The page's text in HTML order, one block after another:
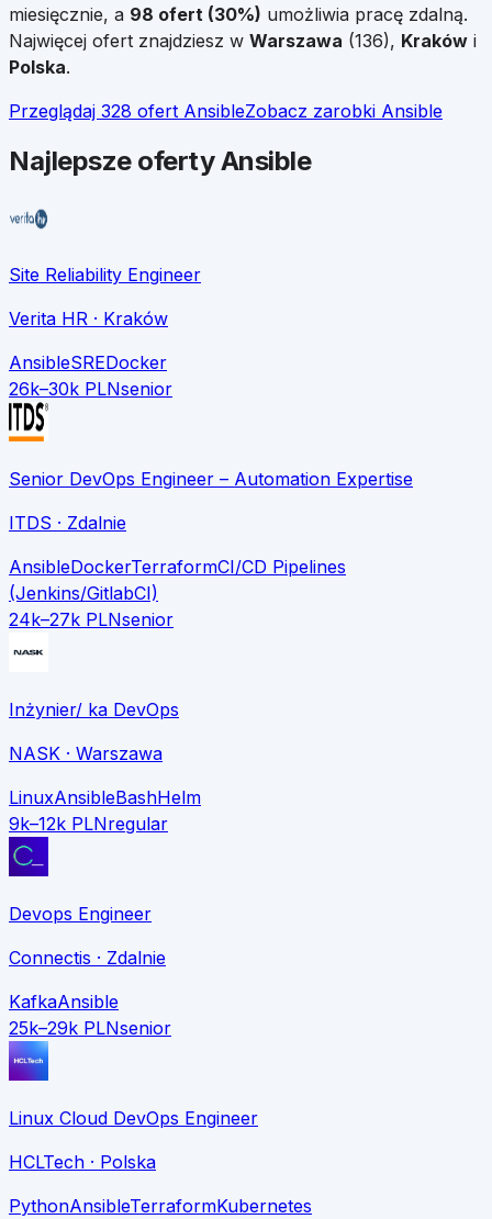
miesięcznie, a 98 ofert (30%) umożliwia pracę zdalną.
Najwięcej ofert znajdziesz w Warszawa (136), Kraków i
Polska.
Przeglądaj 328 ofert AnsibleZobacz zarobki Ansible
Najlepsze oferty Ansible
Site Reliability Engineer
Verita HR · Kraków
AnsibleSREDocker
26k–30k PLNsenior
Senior DevOps Engineer – Automation Expertise
ITDS · Zdalnie
AnsibleDockerTerraformCI/CD Pipelines
(Jenkins/GitlabCI)
24k–27k PLNsenior
Inżynier/ ka DevOps
NASK · Warszawa
LinuxAnsibleBashHelm
9k–12k PLNregular
Devops Engineer
Connectis · Zdalnie
KafkaAnsible
25k–29k PLNsenior
Linux Cloud DevOps Engineer
HCLTech · Polska
PythonAnsibleTerraformKubernetes